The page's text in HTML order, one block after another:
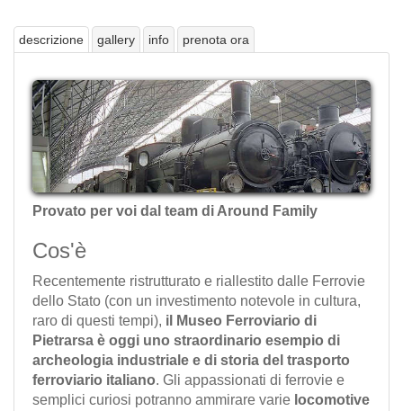
descrizione gallery info prenota ora
Provato per voi dal team di Around Family
Cos'è
Recentemente ristrutturato e riallestito dalle Ferrovie
dello Stato (con un investimento notevole in cultura,
raro di questi tempi), il Museo Ferroviario di
Pietrarsa è oggi uno straordinario esempio di
archeologia industriale e di storia del trasporto
ferroviario italiano. Gli appassionati di ferrovie e
semplici curiosi potranno ammirare varie locomotive